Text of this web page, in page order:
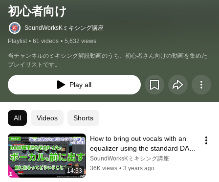
初心者向け
SoundWorksKミキシング講座
Playlist • 61 videos • 5,632 views
当チャンネルのミキシング解説動画のうち、初心者さん向けの動画を集めた
プレイリストです。
Play all
All Videos Shorts
14:33
How to bring out vocals with an
equalizer using the standard DAW
[Difficulty: Easy vol.082] Singi...
SoundWorksKミキシング講座
36K views • 3 years ago